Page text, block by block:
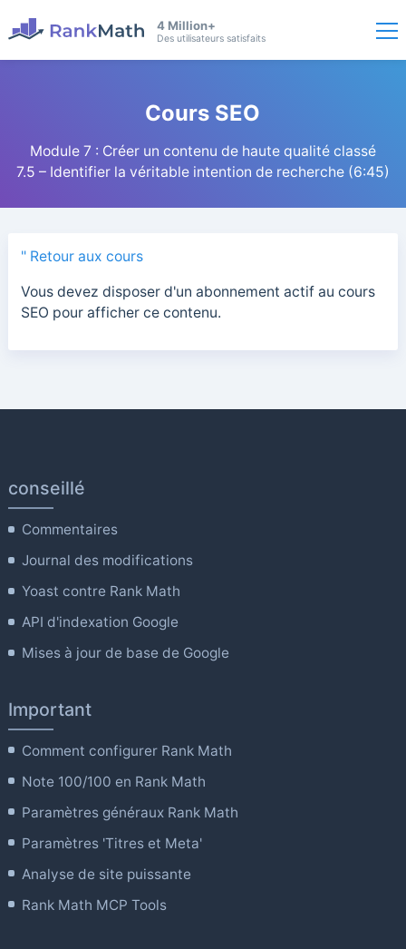
4 Million+
Des utilisateurs satisfaits
Cours SEO
Module 7 : Créer un contenu de haute qualité classé
7.5 – Identifier la véritable intention de recherche (6:45)
" Retour aux cours
Vous devez disposer d'un abonnement actif au cours
SEO pour afficher ce contenu.
conseillé
Commentaires
Journal des modifications
Yoast contre Rank Math
API d'indexation Google
Mises à jour de base de Google
Important
Comment configurer Rank Math
Note 100/100 en Rank Math
Paramètres généraux Rank Math
Paramètres 'Titres et Meta'
Analyse de site puissante
Rank Math MCP Tools